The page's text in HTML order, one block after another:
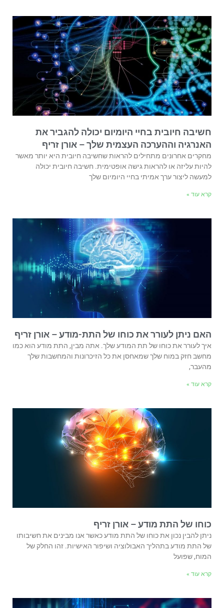
חשיבה חיובית בחיי היומיום יכולה להגביר את
האנרגיה וההערכה העצמית שלך – אורן זריף
מחקרים אחרונים מתחילים להראות שחשיבה חיובית היא יותר מאשר
להיות עליזה או להראות גישה אופטימית. חשיבה חיובית יכולה
למעשה ליצור ערך אמיתי בחיי היומיום שלך
קרא עוד »
האם ניתן לעורר את כוחו של התת-מודע – אורן זריף
איך לעורר את כוחו של תת המודע שלך. אתה מבין, התת מודע הוא כמו
מחשב חזק במוח שלך שמאחסן את כל הזיכרונות והמחשבות שלך
מהעבר,
קרא עוד »
כוחו של התת מודע – אורן זריף
ניתן להבין נכון את כוחו של התת מודע כאשר אנו מבינים את חשיבותו
של התת מודע בתהליך האבולוציה ושיפור האישיות. זהו החלק של
המוח, שפועל
קרא עוד »